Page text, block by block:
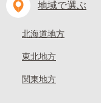
地域で選ぶ
北海道地方
東北地方
関東地方